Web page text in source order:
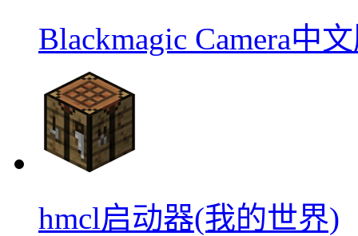
Blackmagic Camera中
hmcl启动器(我的世界)